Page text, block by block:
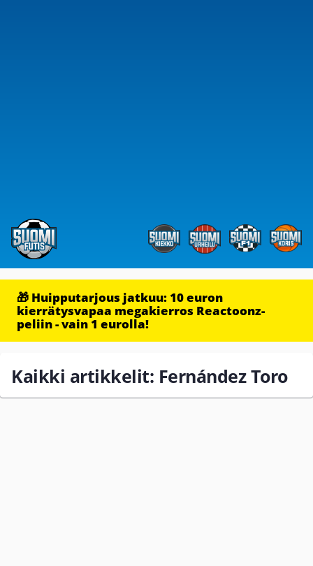
🎁 Huipputarjous jatkuu: 10 euron
kierrätysvapaa megakierros Reactoonz-
peliin - vain 1 eurolla!
Kaikki artikkelit: Fernández Toro